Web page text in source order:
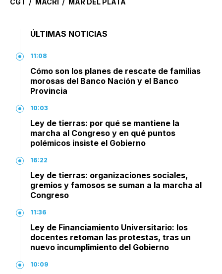
CGT MACRI MAR DEL PLATA
ÚLTIMAS NOTICIAS
11:08
Cómo son los planes de rescate de familias
morosas del Banco Nación y el Banco
Provincia
10:03
Ley de tierras: por qué se mantiene la
marcha al Congreso y en qué puntos
polémicos insiste el Gobierno
16:22
Ley de tierras: organizaciones sociales,
gremios y famosos se suman a la marcha al
Congreso
11:36
Ley de Financiamiento Universitario: los
docentes retoman las protestas, tras un
nuevo incumplimiento del Gobierno
10:09